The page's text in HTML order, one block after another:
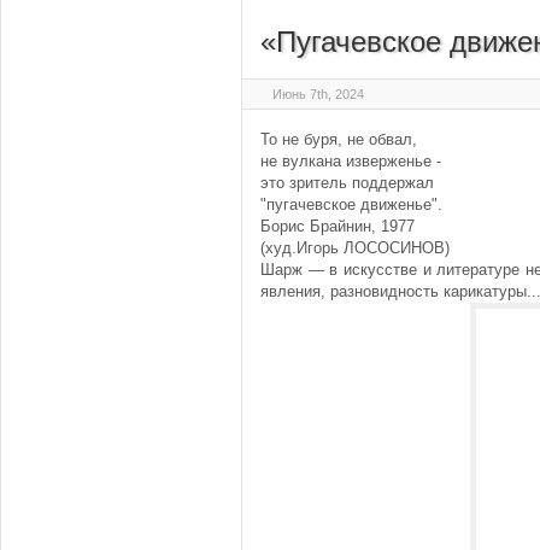
«Пугачевское
Июнь 7th, 2024
То не буря, не обвал,
не вулкана изверженье -
это зритель поддержал
"пугачевское движенье".
Борис Брайнин, 1977
(худ.Игорь ЛОСОСИНОВ)
Шарж — в искусстве и литературе
явления, разновидность карикатуры...